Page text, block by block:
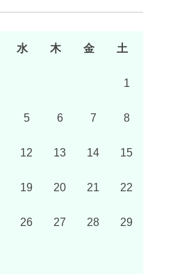
水 木 金 土
1
5 6 7 8
12 13 14 15
19 20 21 22
26 27 28 29